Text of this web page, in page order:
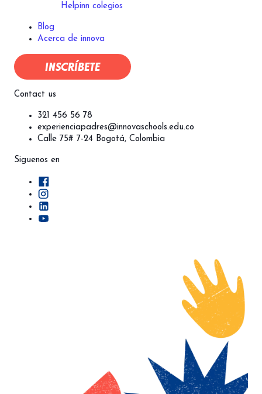
Helpinn colegios
Blog
Acerca de innova
INSCRÍBETE
Contact us
321 456 56 78
experienciapadres@innovaschools.edu.co
Calle 75# 7-24 Bogotá, Colombia
Siguenos en
Cundinamarca